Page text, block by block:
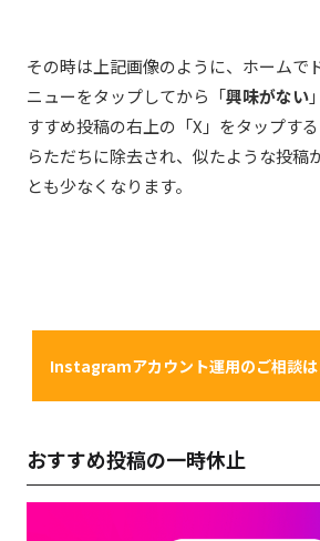
その時は上記画像のように、ホームで
ニューをタップしてから「興味がない
すすめ投稿の右上の「X」をタップす
らただちに除去され、似たような投稿
とも少なくなります。
Instagramアカウント運用のご相談は
おすすめ投稿の一時休止